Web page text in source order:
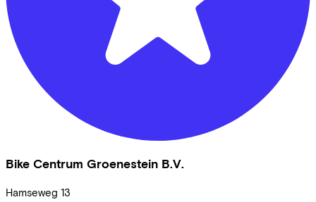
Bike Centrum Groenestein B.V.
Hamseweg 13